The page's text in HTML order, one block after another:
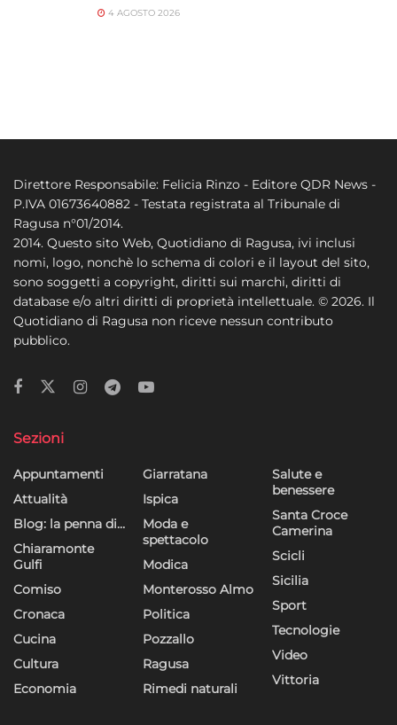
4 AGOSTO 2026
Direttore Responsabile: Felicia Rinzo - Editore QDR News -
P.IVA 01673640882 - Testata registrata al Tribunale di
Ragusa n°01/2014.
2014. Questo sito Web, Quotidiano di Ragusa, ivi inclusi
nomi, logo, nonchè lo schema di colori e il layout del sito,
sono soggetti a copyright, diritti sui marchi, diritti di
database e/o altri diritti di proprietà intellettuale. © 2026. Il
Quotidiano di Ragusa non riceve nessun contributo
pubblico.
Sezioni
Appuntamenti
Attualità
Blog: la penna di…
Chiaramonte
Gulfi
Comiso
Cronaca
Cucina
Cultura
Economia
Giarratana
Ispica
Moda e
spettacolo
Modica
Monterosso Almo
Politica
Pozzallo
Ragusa
Rimedi naturali
Salute e
benessere
Santa Croce
Camerina
Scicli
Sicilia
Sport
Tecnologie
Video
Vittoria